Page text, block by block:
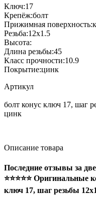
Ключ:17
Крепёж:болт
Прижимная поверхность:
Резьба:12x1.5
Высота:
Длина резьбы:45
Класс прочности:10.9
Покрытие:цинк
Артикул
болт конус ключ 17, шаг
цинк
Описание товара
Последние отзывы за
⭐⭐⭐⭐⭐
ключ 17, шаг резьбы